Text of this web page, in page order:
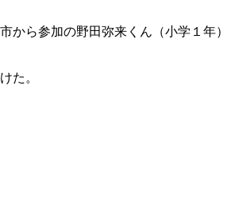
から参加の野田弥来くん（小学１年）
た。